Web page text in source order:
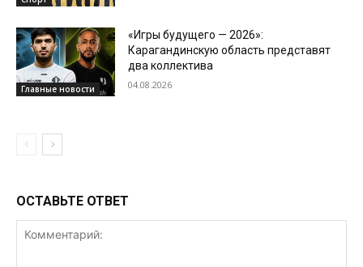
Главные новости
«Игры будущего — 2026»:
Карагандинскую область представят
два коллектива
04.08.2026
ОСТАВЬТЕ ОТВЕТ